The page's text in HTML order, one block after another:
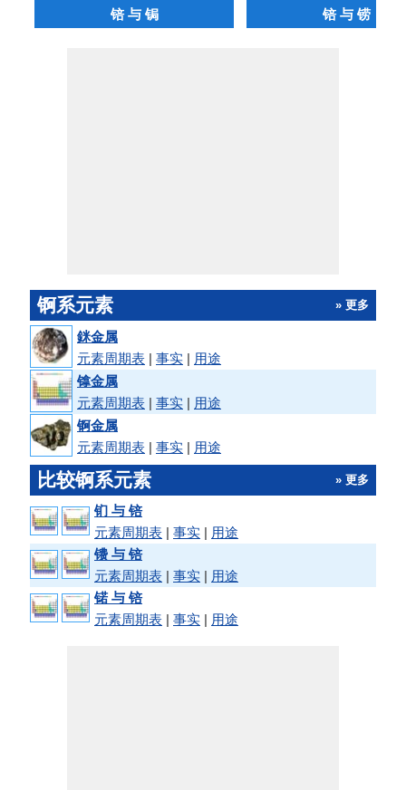
锫 与 锔 锫 与 铹
锕系元素 » 更多
銤金属
元素周期表 | 事实 | 用途
镎金属
元素周期表 | 事实 | 用途
锕金属
元素周期表 | 事实 | 用途
比较锕系元素 » 更多
钔 与 锫
元素周期表 | 事实 | 用途
镄 与 锫
元素周期表 | 事实 | 用途
锘 与 锫
元素周期表 | 事实 | 用途